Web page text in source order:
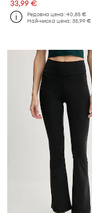
33,99 €
Редовна цена:40,85 €
Най-ниска цена:35,99 €